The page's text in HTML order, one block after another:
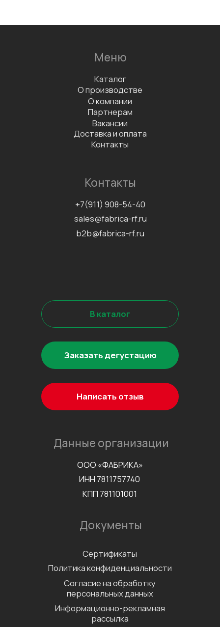
В каталог
Заказать дегустацию
ИНН 7811757740
ООО «ФАБРИКА»
Данные организации
Документы
Наверх↑
Информационно-рекламная
Согласие на обработку
персональных данных
Политика конфиденциальности